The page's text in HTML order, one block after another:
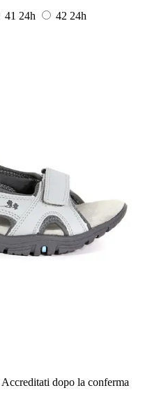
41 24h 42 24h
Accreditati dopo la conferma